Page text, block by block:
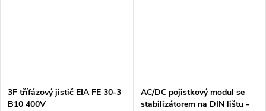
3F třífázový jistič EIA FE 30-3
B10 400V
AC/DC pojistkový modul se
stabilizátorem na DIN lištu -